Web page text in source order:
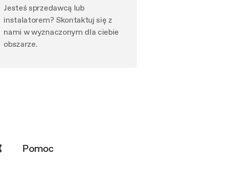
Jesteś sprzedawcą lub
instalatorem? Skontaktuj się z
nami w wyznaczonym dla ciebie
obszarze.
Pomoc